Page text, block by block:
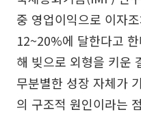
중 영업이익으로 이자
12~20%에 달한다고
해 빚으로 외형을 키운
무분별한 성장 자체가
의 구조적 원인이라는